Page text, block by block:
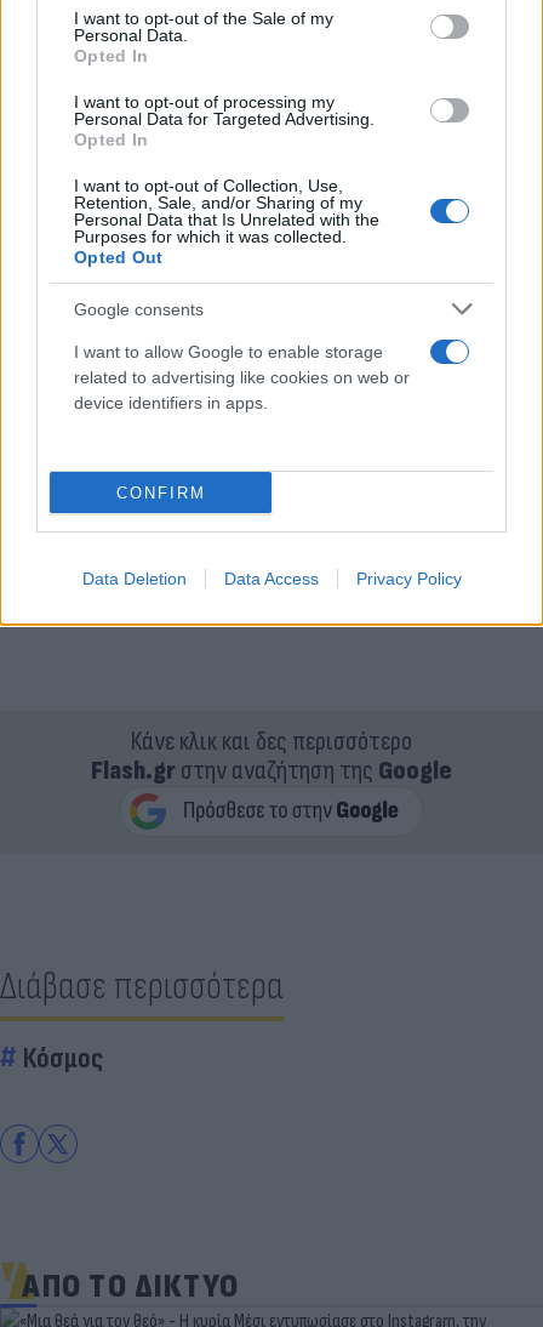
consent section.
I want to opt-out of the Sale of my
Personal Data.
Opted In
I want to opt-out of processing my
Personal Data for Targeted Advertising.
Opted In
I want to opt-out of Collection, Use,
Retention, Sale, and/or Sharing of my
Personal Data that Is Unrelated with the
Purposes for which it was collected.
Opted Out
Google consents
I want to allow Google to enable storage
related to advertising like cookies on web or
device identifiers in apps.
CONFIRM
Data Deletion Data Access Privacy Policy
Κάνε κλικ και δες περισσότερο
Flash.grστην αναζήτηση της Google
Διάβασε περισσότερα
Κόσμος
ΑΠΟ ΤΟ ΔΙΚΤΥΟ